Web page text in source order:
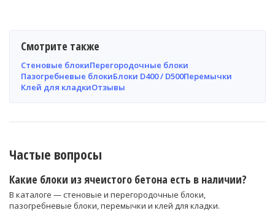
Смотрите также
Стеновые блокиПерегородочные блоки
Пазогребневые блокиБлоки D400 / D500Перемычки
Клей для кладкиОтзывы
Частые вопросы
Какие блоки из ячеистого бетона есть в наличии?
В каталоге — стеновые и перегородочные блоки,
пазогребневые блоки, перемычки и клей для кладки.